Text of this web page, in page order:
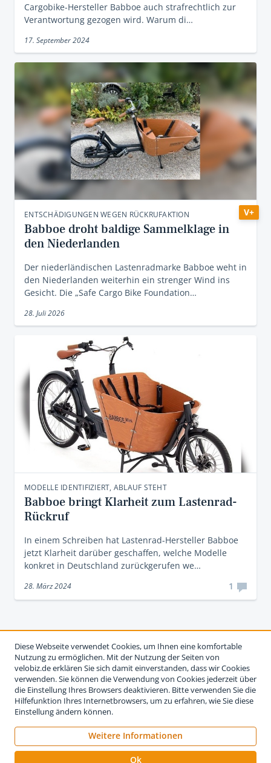
Cargobike-Hersteller Babboe auch strafrechtlich zur
Verantwortung gezogen wird. Warum di…
17. September 2024
V+
ENTSCHÄDIGUNGEN WEGEN RÜCKRUFAKTION
Babboe droht baldige Sammelklage in
den Niederlanden
Der niederländischen Lastenradmarke Babboe weht in
den Niederlanden weiterhin ein strenger Wind ins
Gesicht. Die „Safe Cargo Bike Foundation…
28. Juli 2026
MODELLE IDENTIFIZIERT, ABLAUF STEHT
Babboe bringt Klarheit zum Lastenrad-
Rückruf
In einem Schreiben hat Lastenrad-Hersteller Babboe
jetzt Klarheit darüber geschaffen, welche Modelle
konkret in Deutschland zurückgerufen we…
28. März 2024 1
Diese Webseite verwendet Cookies, um Ihnen eine komfortable
Nutzung zu ermöglichen. Mit der Nutzung der Seiten von
velobiz.de erklären Sie sich damit einverstanden, dass wir Cookies
verwenden. Sie können die Verwendung von Cookies jederzeit über
die Einstellung Ihres Browsers deaktivieren. Bitte verwenden Sie die
Hilfefunktion Ihres Internetbrowsers, um zu erfahren, wie Sie diese
Einstellung ändern können.
Weitere Informationen
Ok
Impressum Nutzungsbedingungen
Datenschutzerklärung